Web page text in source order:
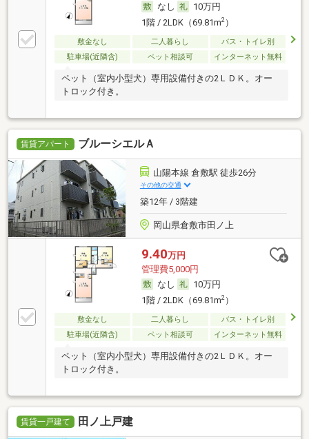
なし
10万円
1階 / 2LDK（69.81m2）
敷金なし 二人暮らし
バス・トイレ別
駐車場(近隣含)
ペット相談可 インターネット無料
ペット（室内小型犬）専用設備付きの2ＬＤＫ。オー
トロック付き。
賃貸アパート ブルーシエルＡ
山陽本線 倉敷駅 徒歩26分
その他の交通
築12年 / 3階建
岡山県倉敷市田ノ上
9.40万円
管理費5,000円
なし
10万円
1階 / 2LDK（69.81m2）
敷金なし 二人暮らし
バス・トイレ別
駐車場(近隣含)
ペット相談可 インターネット無料
ペット（室内小型犬）専用設備付きの2ＬＤＫ。オー
トロック付き。
賃貸一戸建て 田ノ上戸建